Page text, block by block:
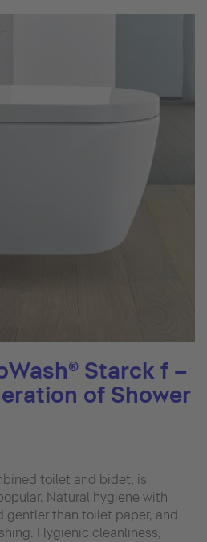
Starck f –
of Shower
toilet and bidet, is
Natural hygiene with
gentler than toilet paper, and
Hygienic cleanliness,